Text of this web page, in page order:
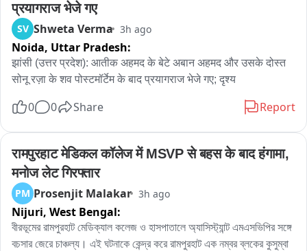
प्रयागराज भेजे गए
SV Shweta Verma 3h ago
Noida, Uttar Pradesh:
झांसी (उत्तर प्रदेश): आतीक अहमद के बेटे अबान अहमद और उसके दोस्त
सोनू रज़ा के शव पोस्टमॉर्टेम के बाद प्रयागराज भेजे गए; दृश्य
0 0 Share Report
रामपुरहाट मेडिकल कॉलेज में MSVP से बहस के बाद हंगामा,
मनोज लेट गिरफ्तार
PM Prosenjit Malakar 3h ago
Nijuri, West Bengal:
বীরভূমের রামপুরহাট মেডিক্যাল কলেজ ও হাসপাতালে অ্যাসিস্ট্যান্ট এমএসভিপির সঙ্গে
বচসার জেরে চাঞ্চল্য। এই ঘটনাকে কেন্দ্র করে রামপুরহাট এক নম্বর ব্লকের কুসুম্বা